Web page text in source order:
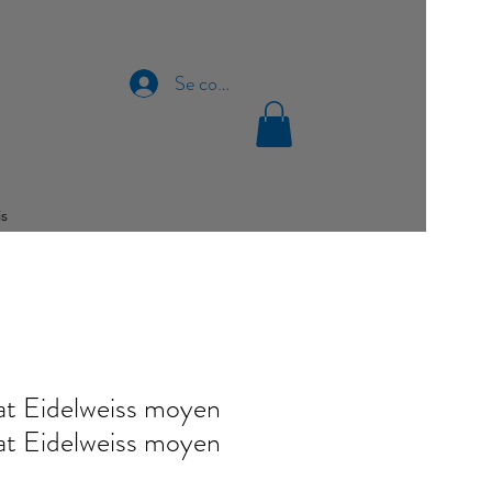
Se connecter
Eidelweiss moyen
Eidelweiss moyen